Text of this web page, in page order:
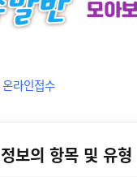
온라인접수
보의 항목 및 유형